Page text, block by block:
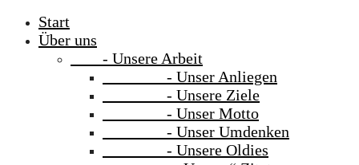
Start
Über uns
- Unsere Arbeit
- Unser Anliegen
- Unsere Ziele
- Unser Motto
- Unser Umdenken
- Unsere Oldies